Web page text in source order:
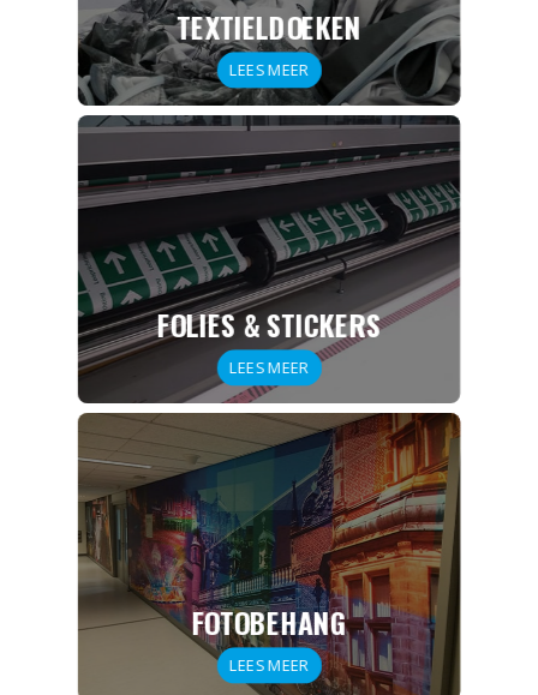
TEXTIELDOEKEN
LEES MEER
FOLIES & STICKERS
LEES MEER
FOTOBEHANG
LEES MEER